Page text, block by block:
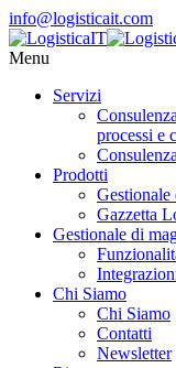
info@logisticait.com
Menu
Servizi
processi e
Prodotti
Gestionale
Gazzetta
Gestionale di
Chi Siamo
Chi Siamo
Contatti
Newsletter